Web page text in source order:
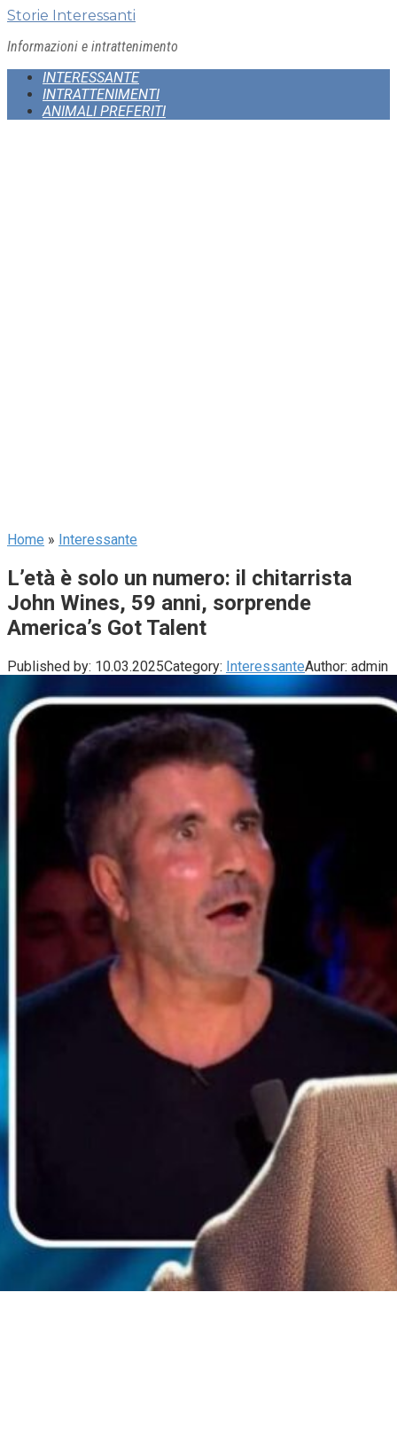
Skip
content
Storie Interessanti
Informazioni e intrattenimento
INTERESSANTE
INTRATTENIMENTI
ANIMALI PREFERITI
Home » Interessante
L’età è solo un numero: il chitarrista
John Wines, 59 anni, sorprende
America’s Got Talent
Published by: 10.03.2025Category: InteressanteAuthor: admin